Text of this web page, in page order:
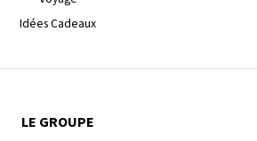
Idées Cadeaux
LE GROUPE